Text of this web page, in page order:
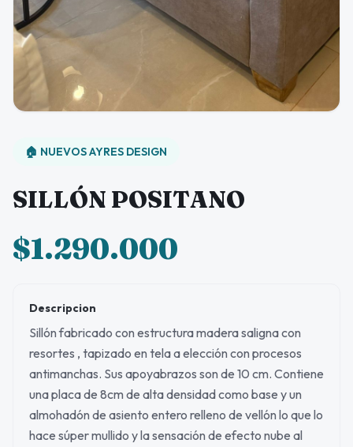
🏠 NUEVOS AYRES DESIGN
SILLÓN POSITANO
$1.290.000
Descripcion
Sillón fabricado con estructura madera saligna con
resortes , tapizado en tela a elección con procesos
antimanchas. Sus apoyabrazos son de 10 cm. Contiene
una placa de 8cm de alta densidad como base y un
almohadón de asiento entero relleno de vellón lo que lo
hace súper mullido y la sensación de efecto nube al